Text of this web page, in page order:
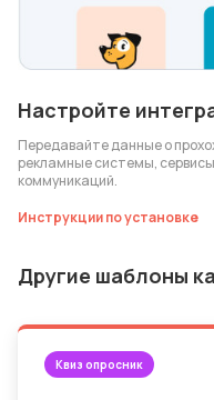
Настройте
Передавайте данные о
рекламные системы,
коммуникаций.
Инструкции по установке
Другие шаблоны
Квиз опросник